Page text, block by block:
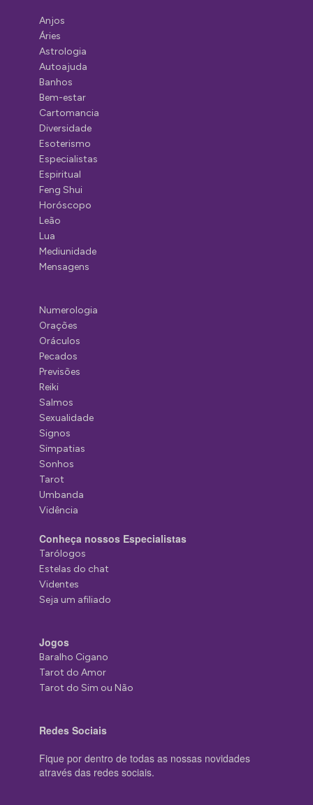
Anjos
Áries
Astrologia
Autoajuda
Banhos
Bem-estar
Cartomancia
Diversidade
Esoterismo
Especialistas
Espiritual
Feng Shui
Horóscopo
Leão
Lua
Mediunidade
Mensagens
Numerologia
Orações
Oráculos
Pecados
Previsões
Reiki
Salmos
Sexualidade
Signos
Simpatias
Sonhos
Tarot
Umbanda
Vidência
Conheça nossos Especialistas
Tarólogos
Estelas do chat
Videntes
Seja um afiliado
Jogos
Baralho Cigano
Tarot do Amor
Tarot do Sim ou Não
Redes Sociais
Fique por dentro de todas as nossas novidades
através das redes sociais.